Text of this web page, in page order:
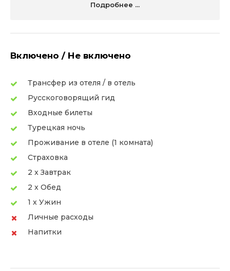
Подробнее ...
Включено / Не включено
Трансфер из отеля / в отель
Русскоговорящий гид
Входные билеты
Турецкая ночь
Проживание в отеле (1 комната)
Страховка
2 x Завтрак
2 x Обед
1 x Ужин
Личные расходы
Напитки